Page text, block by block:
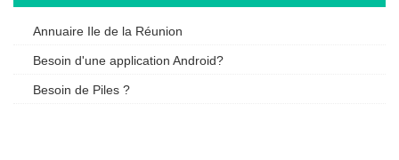
Annuaire Ile de la Réunion
Besoin d'une application Android?
Besoin de Piles ?